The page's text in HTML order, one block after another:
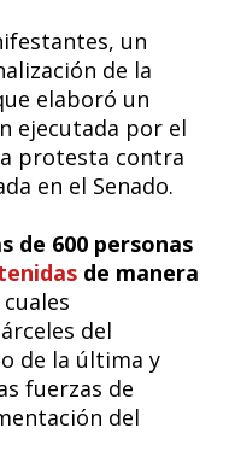
un
de la
elaboró un
ejecutada por el
protesta contra
en el Senado.
de 600 personas
de manera
del
de la última y
fuerzas de
del